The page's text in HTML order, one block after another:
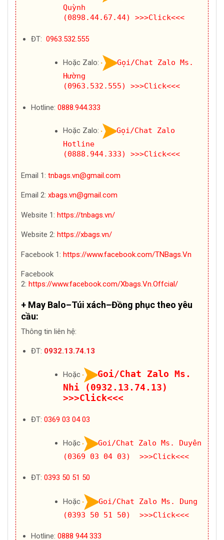
Quỳnh
(0898.44.67.44)
>>>Click<<<
ĐT: 0963.532.555
Hoặc Zalo:
Gọi/Chat Zalo Ms.
Hường
(0963.532.555)
>>>Click<<<
Hotline: 0888.944.333
Hoặc Zalo:
Gọi/Chat Zalo
Hotline
(0888.944.333)
>>>Click<<<
Email 1: tnbags.vn@gmail.com
Email 2: xbags.vn@gmail.com
Website 1: https://tnbags.vn/
Website 2: https://xbags.vn/
Facebook 1: https://www.facebook.com/TNBags.Vn
Facebook
2: https://www.facebook.com/Xbags.Vn.Offcial/
+ May Balo–Túi xách–Đồng phục theo yêu
cầu:
Thông tin liên hệ:
ĐT: 0932.13.74.13
Hoặc
Goi/Chat Zalo Ms.
Nhi (0932.13.74.13)
>>>Click<<<
ĐT: 0369 03 04 03
Hoặc
Goi/Chat Zalo Ms. Duyên
(0369 03 04 03) >>>Click<<<
ĐT: 0393 50 51 50
Hoặc
Goi/Chat Zalo Ms. Dung
(0393 50 51 50) >>>Click<<<
Hotline: 0888 944 333